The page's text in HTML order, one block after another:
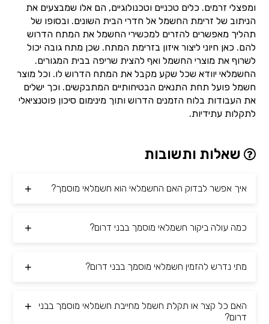
ומפצלי זרמים. כלים טכניים וטכנולוגיים, הם אלו שמבצעים את
הניתוב של זרימת החשמל אל חדרי הבית השונים. ובסופו של
תהליך מאפשרים להזרים למכשירי החשמל את המתח הדרוש
להם. כאן חיוני ליצור איזון בזרימת המתח. שכן מתח גובה יכול
לשרוף את מוצרי החשמל ואף להצית שריפה בבית המגורים.
החשמלאי יוודא שכל שקע מקבל את המתח הדרוש לו. וכל מוצר
חשמל פועל תחת התנאים הבטיחותיים המתבקשים. וכך ישלים
את העבודות בלוח הזמנים הדרוש ותוך מינימום סיכון פוטנציאלי
לתקלות עתידיות.
שאלות ותשובות
איך אפשר לבדוק האם החשמלאי הוא חשמלאי מוסמך?
כמה עולה ביקור חשמלאי מוסמך בבני דרום?
מתי נדרש להזמין חשמלאי מוסמך בבני דרום?
האם כל קצר או תקלת חשמל מחייבת חשמלאי מוסמך בבני
דרום?